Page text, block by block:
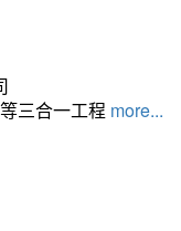
三合一工程 more...